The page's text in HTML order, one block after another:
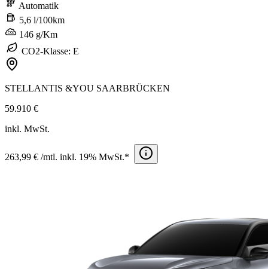
Automatik
5,6 l/100km
146 g/Km
CO2-Klasse: E
STELLANTIS &YOU SAARBRÜCKEN
59.910 €
inkl. MwSt.
263,99 € /mtl. inkl. 19% MwSt.*